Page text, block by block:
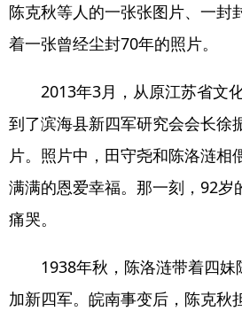
陈克秋等人的一张张图片、一封
着一张曾经尘封70年的照片。
2013年3月，从原江苏省文
到了滨海县新四军研究会会长徐
片。照片中，田守尧和陈洛涟相
满满的恩爱幸福。那一刻，92岁
痛哭。
1938年秋，陈洛涟带着四
加新四军。皖南事变后，陈克秋